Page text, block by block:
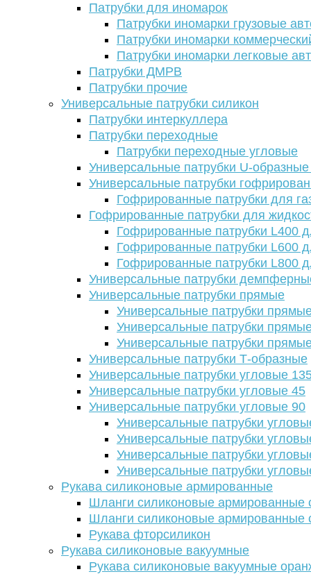
Патрубки для иномарок
Патрубки иномарки грузовые
Патрубки иномарки
Патрубки иномарки легковые
Патрубки ДМРВ
Патрубки прочие
Универсальные патрубки силикон
Патрубки интеркуллера
Патрубки переходные
Патрубки переходные угловые
Универсальные патрубки U-
Универсальные патрубки
Гофрированные патрубки для
Гофрированные патрубки для
Гофрированные патрубки L400
Гофрированные патрубки L600
Гофрированные патрубки L800
Универсальные патрубки
Универсальные патрубки прямые
Универсальные патрубки
Универсальные патрубки
Универсальные патрубки
Универсальные патрубки Т-образные
Универсальные патрубки угловые
Универсальные патрубки угловые 45
Универсальные патрубки угловые 90
Универсальные патрубки
Универсальные патрубки
Универсальные патрубки
Универсальные патрубки
Рукава силиконовые армированные
Шланги силиконовые армированные
Шланги силиконовые армированные
Рукава фторсиликон
Рукава силиконовые вакуумные
Рукава силиконовые вакуумные